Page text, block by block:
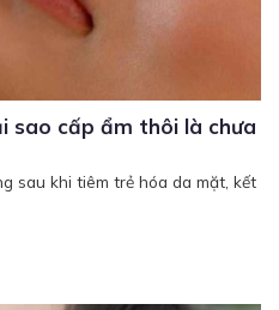
sao cấp ẩm thôi là chưa
sau khi tiêm trẻ hóa da mặt, kết